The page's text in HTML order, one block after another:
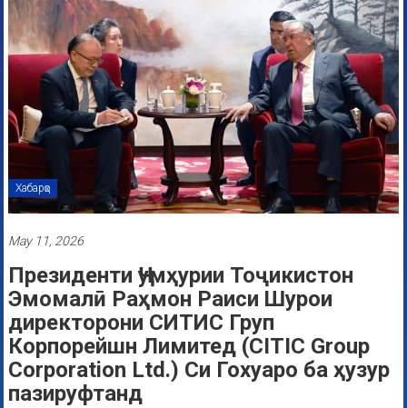
Хабарҳо
May 11, 2026
Президенти Ҷумҳурии Тоҷикистон
Эмомалӣ Раҳмон Раиси Шурои
директорони СИТИС Груп
Корпорейшн Лимитед (CITIC Group
Corporation Ltd.) Си Гохуаро ба ҳузур
пазируфтанд